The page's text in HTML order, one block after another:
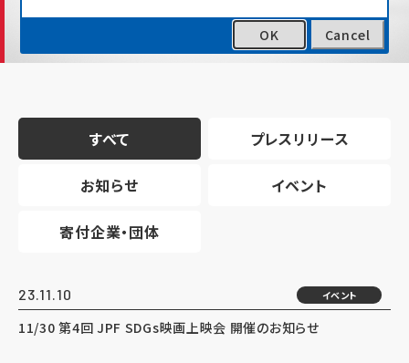
すべて プレスリリース
お知らせ イベント
寄付企業・団体
23.11.10 イベント
11/30 第4回 JPF SDGs映画上映会 開催のお知らせ
OK Cancel